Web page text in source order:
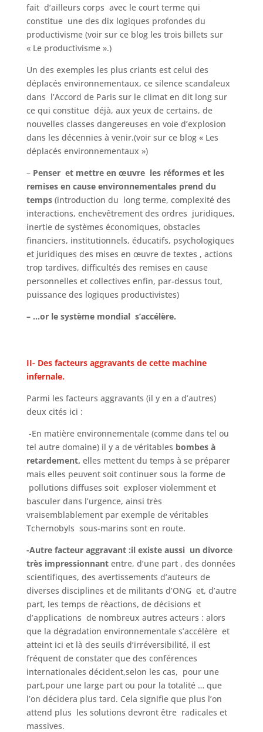
fait d’ailleurs corps avec le court terme qui
constitue une des dix logiques profondes du
productivisme (voir sur ce blog les trois billets sur
« Le productivisme ».)
Un des exemples les plus criants est celui des
déplacés environnementaux, ce silence scandaleux
dans l’Accord de Paris sur le climat en dit long sur
ce qui constitue déjà, aux yeux de certains, de
nouvelles classes dangereuses en voie d’explosion
dans les décennies à venir.(voir sur ce blog « Les
déplacés environnementaux »)
– Penser et mettre en œuvre les réformes et les
remises en cause environnementales prend du
temps(introduction du long terme, complexité des
interactions, enchevêtrement des ordres juridiques,
inertie de systèmes économiques, obstacles
financiers, institutionnels, éducatifs, psychologiques
et juridiques des mises en œuvre de textes , actions
trop tardives, difficultés des remises en cause
personnelles et collectives enfin, par-dessus tout,
puissance des logiques productivistes)
– …or le système mondial s’accélère.
II- Des facteurs aggravants de cette machine
infernale.
Parmi les facteurs aggravants (il y en a d’autres)
deux cités ici :
-En matière environnementale (comme dans tel ou
tel autre domaine) il y a de véritables bombes à
retardement, elles mettent du temps à se préparer
mais elles peuvent soit continuer sous la forme de
pollutions diffuses soit exploser violemment et
basculer dans l’urgence, ainsi très
vraisemblablement par exemple de véritables
Tchernobyls sous-marins sont en route.
-Autre facteur aggravant :il existe aussi un divorce
très impressionnantentre, d’une part , des données
scientifiques, des avertissements d’auteurs de
diverses disciplines et de militants d’ONG et, d’autre
part, les temps de réactions, de décisions et
d’applications de nombreux autres acteurs : alors
que la dégradation environnementale s’accélère et
atteint ici et là des seuils d’irréversibilité, il est
fréquent de constater que des conférences
internationales décident,selon les cas, pour une
part,pour une large part ou pour la totalité … que
l’on décidera plus tard. Cela signifie que plus l’on
attend plus les solutions devront être radicales et
massives.